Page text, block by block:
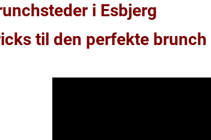
i Esbjerg
til den perfekte brunch